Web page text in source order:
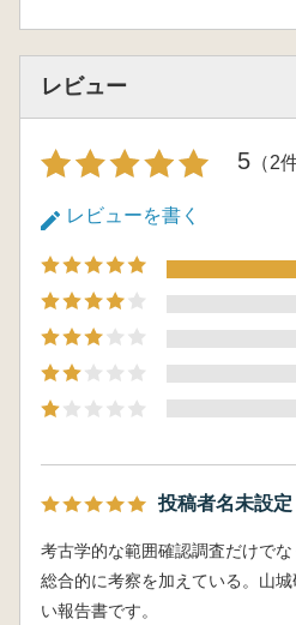
レビュー
5 （2
レビューを書く
投稿者名未設定
考古学的な範囲確認調査だけでな
総合的に考察を加えている。山
い報告書です。